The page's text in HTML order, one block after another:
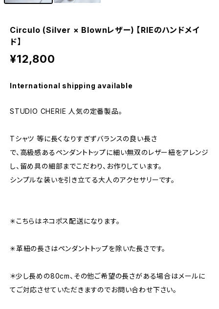
Circulo (Silver × Blownレザー) 【RIEのハンドメイ
ド】
¥12,800
International shipping available
STUDIO CHERIE 人気の定番製品。
Tシャツ 等に長くなりすぎずバランスの良い長さ
で、高級感あるペンダントトップに細い無双のレザー紐をアレンジ
し、留め具の細部までこだわり、お作りしています。
シンプルな装いを引き立てる大人のアクセサリーです。
✳︎こちらはネコポス配送になります。
✳︎革紐の長さはペンダントトップを除いた長さです。
＊少し長めの80cm、その他ご希望の長さがある場合はメールに
てご対応させていただきますのでお問い合わせ下さい。